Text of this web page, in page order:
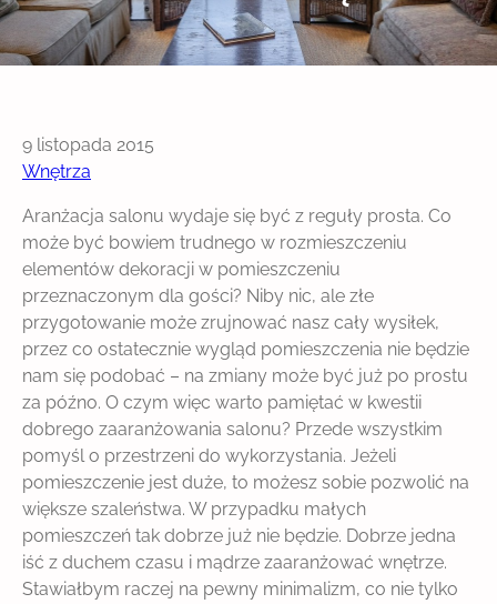
9 listopada 2015
Wnętrza
Aranżacja salonu wydaje się być z reguły prosta. Co
może być bowiem trudnego w rozmieszczeniu
elementów dekoracji w pomieszczeniu
przeznaczonym dla gości? Niby nic, ale złe
przygotowanie może zrujnować nasz cały wysiłek,
przez co ostatecznie wygląd pomieszczenia nie będzie
nam się podobać – na zmiany może być już po prostu
za późno. O czym więc warto pamiętać w kwestii
dobrego zaaranżowania salonu? Przede wszystkim
pomyśl o przestrzeni do wykorzystania. Jeżeli
pomieszczenie jest duże, to możesz sobie pozwolić na
większe szaleństwa. W przypadku małych
pomieszczeń tak dobrze już nie będzie. Dobrze jedna
iść z duchem czasu i mądrze zaaranżować wnętrze.
Stawiałbym raczej na pewny minimalizm, co nie tylko